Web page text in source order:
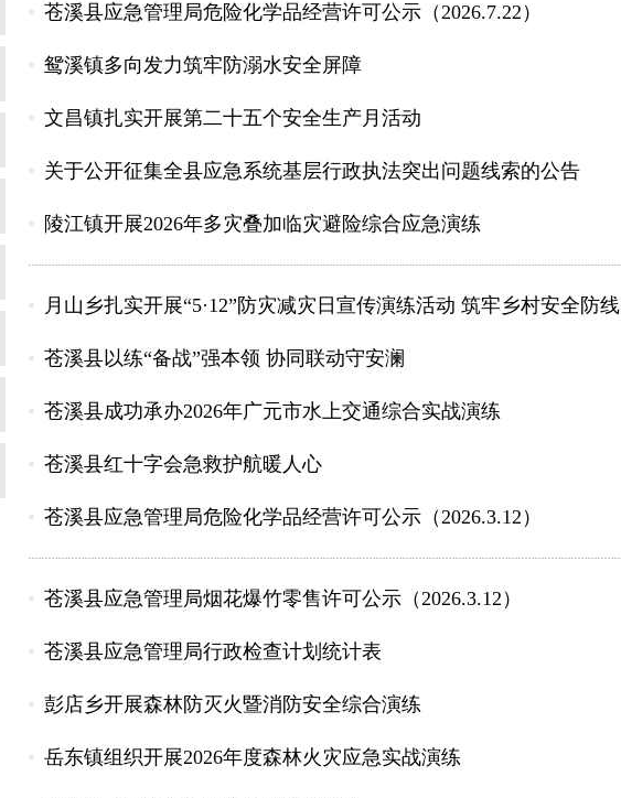
苍溪县应急管理局危险化学品经营许可公示（2026.7.22）
鸳溪镇多向发力筑牢防溺水安全屏障
文昌镇扎实开展第二十五个安全生产月活动
关于公开征集全县应急系统基层行政执法突出问题线索的公告
陵江镇开展2026年多灾叠加临灾避险综合应急演练
月山乡扎实开展“5·12”防灾减灾日宣传演练活动 筑牢乡村安全防线
苍溪县以练“备战”强本领 协同联动守安澜
苍溪县成功承办2026年广元市水上交通综合实战演练
苍溪县红十字会急救护航暖人心
苍溪县应急管理局危险化学品经营许可公示（2026.3.12）
苍溪县应急管理局烟花爆竹零售许可公示（2026.3.12）
苍溪县应急管理局行政检查计划统计表
彭店乡开展森林防灭火暨消防安全综合演练
岳东镇组织开展2026年度森林火灾应急实战演练